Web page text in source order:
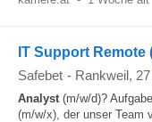
IT Support Remote
Safebet - Rankweil,
Analyst(m/w/d)?
(m/w/x), der unser Team